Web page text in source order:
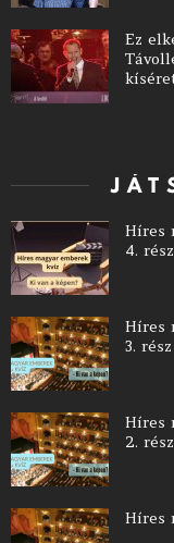
Ez
Híres
4. rész
Híres
3. rész
Híres
2. rész
Híres